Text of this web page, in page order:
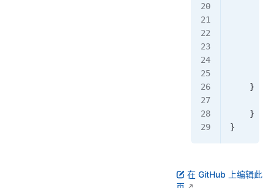
    }
    }
}
在 GitHub 上编辑此